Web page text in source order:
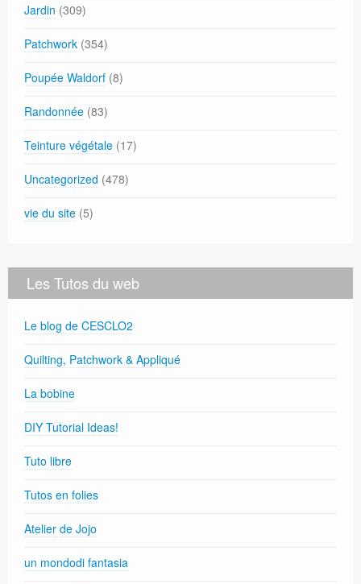
Jardin (309)
Patchwork (354)
Poupée Waldorf (8)
Randonnée (83)
Teinture végétale (17)
Uncategorized (478)
vie du site (5)
Les Tutos du web
Le blog de CESCLO2
Quilting, Patchwork & Appliqué
La bobine
DIY Tutorial Ideas!
Tuto libre
Tutos en folies
Atelier de Jojo
un mondodi fantasia